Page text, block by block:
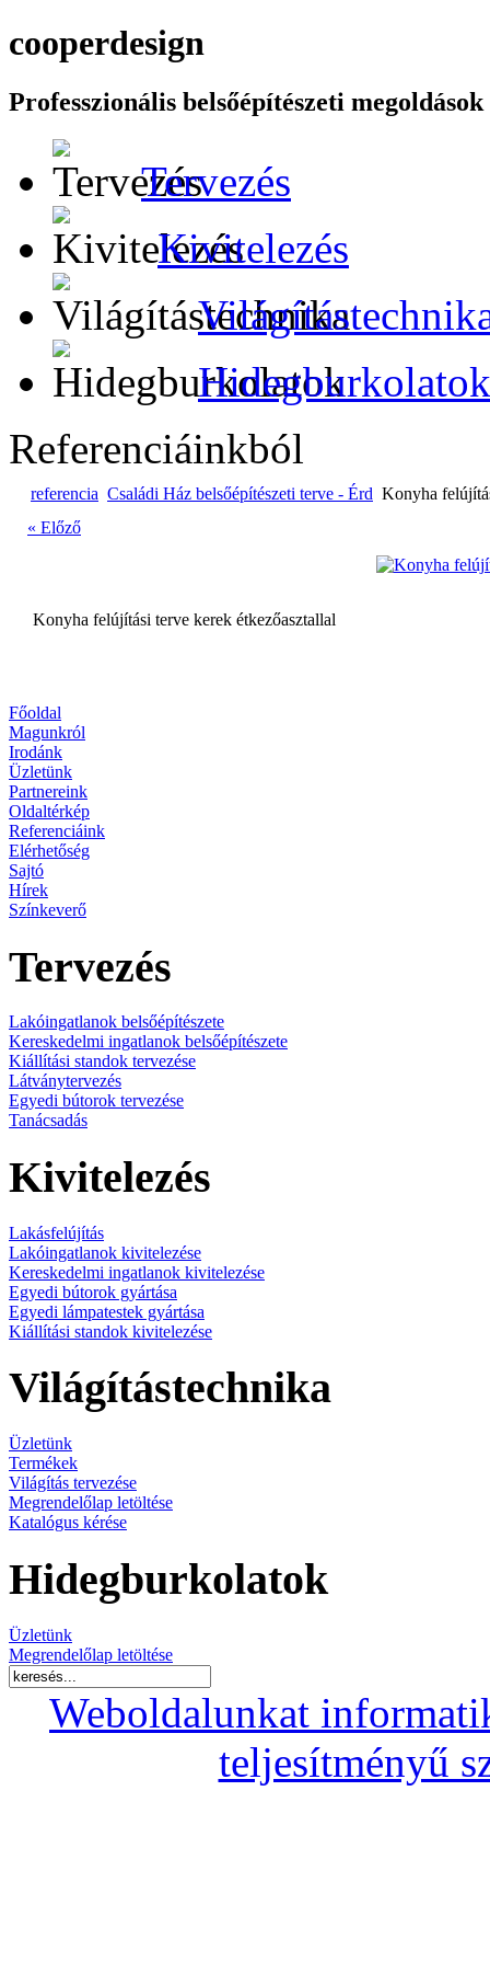
cooperdesign
Professzionális belsőépítészeti megoldások
Tervezés
Kivitelezés
Hidegburkolatok
Referenciáinkból
referencia Családi Ház belsőépítészeti terve - Érd Konyha
« Előző
Konyha felújítási terve kerek étkezőasztallal
Főoldal
Magunkról
Irodánk
Üzletünk
Partnereink
Oldaltérkép
Referenciáink
Elérhetőség
Sajtó
Hírek
Színkeverő
Tervezés
Lakóingatlanok belsőépítészete
Kereskedelmi ingatlanok belsőépítészete
Kiállítási standok tervezése
Látványtervezés
Egyedi bútorok tervezése
Tanácsadás
Kivitelezés
Lakásfelújítás
Lakóingatlanok kivitelezése
Kereskedelmi ingatlanok kivitelezése
Egyedi bútorok gyártása
Egyedi lámpatestek gyártása
Kiállítási standok kivitelezése
Világítástechnika
Üzletünk
Termékek
Világítás tervezése
Megrendelőlap letöltése
Katalógus kérése
Hidegburkolatok
Üzletünk
Megrendelőlap letöltése
Weboldalunkat
teljesítményű